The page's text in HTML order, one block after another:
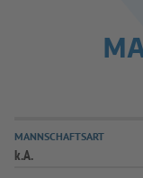
SPIELBETRIEB &
AUSBILDUNG &
MANNSCHAFTSART
k.A.